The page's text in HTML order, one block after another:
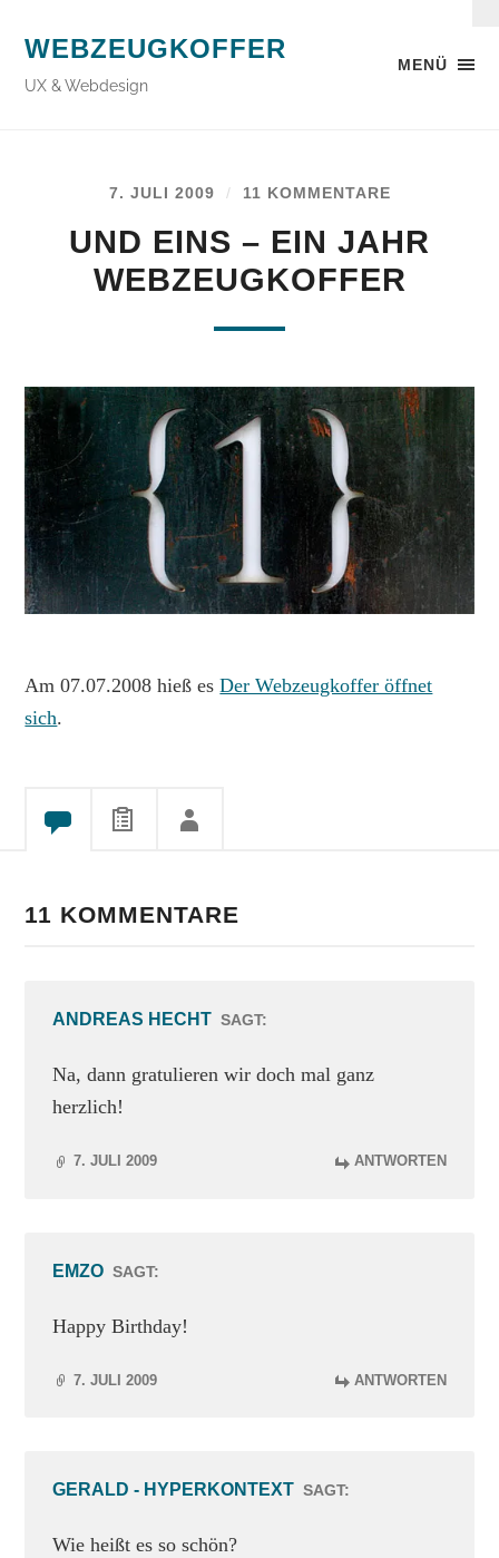
MENÜ
WEBZEUGKOFFER
UX & Webdesign
7. JULI 2009 / 11 KOMMENTARE
UND EINS – EIN JAHR
WEBZEUGKOFFER
Am 07.07.2008 hieß esDer Webzeugkoffer öffnet
sich.
11 KOMMENTARE
ANDREAS HECHT SAGT:
Na, dann gratulieren wir doch mal ganz
herzlich!
7. JULI 2009 ANTWORTEN
EMZO SAGT:
Happy Birthday!
7. JULI 2009 ANTWORTEN
GERALD - HYPERKONTEXT SAGT:
Wie heißt es so schön?